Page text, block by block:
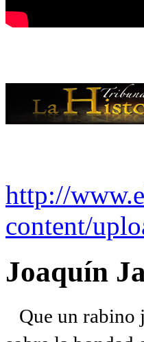
http://
content/
Joaquín
Que un rabino